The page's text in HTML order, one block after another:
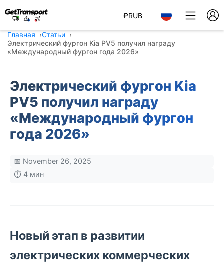
₽RUB
Главная
Статьи
Электрический фургон Kia PV5 получил награду
«Международный фургон года 2026»
Электрический фургон Kia
PV5 получил награду
«Международный фургон
года 2026»
📅 November 26, 2025
⏱️ 4 мин
Новый этап в развитии
электрических коммерческих